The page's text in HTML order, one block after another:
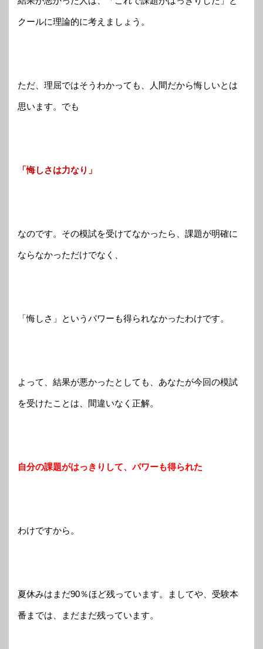
クールに理論的に考えましょう。
ただ、理屈ではそうわかっても、人間だから悔しいとは
思います。でも
「悔しさは力なり」
なのです。その模試を受けてなかったら、課題が明確に
ならなかっただけでなく、
「悔しさ」というパワーも得られなかったわけです。
よって、結果が悪かったとしても、あなたが今回の模試
を受けたことは、間違いなく正解。
自分の課題がはっきりして、パワーも得られた
わけですから。
夏休みはまだ90％ほど残っています。ましてや、受験本
番までは、まだまだ残っています。